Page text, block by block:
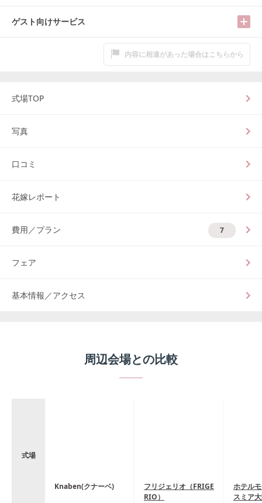
ゲスト向けサービス
内容に相違があった場合はこちらから
式場TOP
写真
口コミ
花嫁レポート
費用／プラン 7
フェア
基本情報／アクセス
周辺会場との比較
式場
Knaben(クナーベ)
フリジェリオ（FRIGE
RIO）
ホテル
スミア